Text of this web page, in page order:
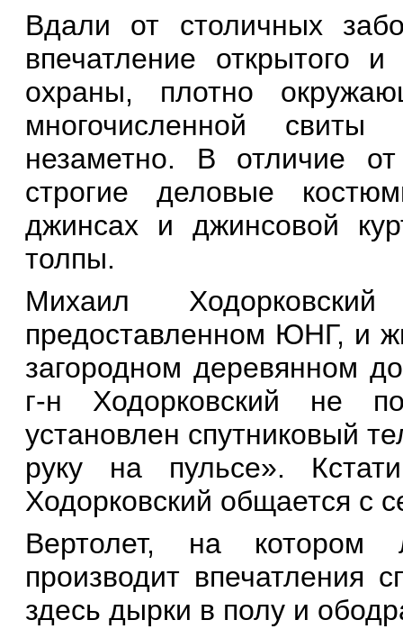
Вдали от столичных
впечатление открытого
охраны, плотно
многочисленной
незаметно. В отличие
строгие деловые
джинсах и джинсовой
толпы.
Михаил
предоставленном ЮНГ, и
загородном деревянном
г-н Ходорковский не
установлен спутниковый
руку на пульсе».
Ходорковский общается с
Вертолет, на котором
производит впечатления
здесь дырки в полу и